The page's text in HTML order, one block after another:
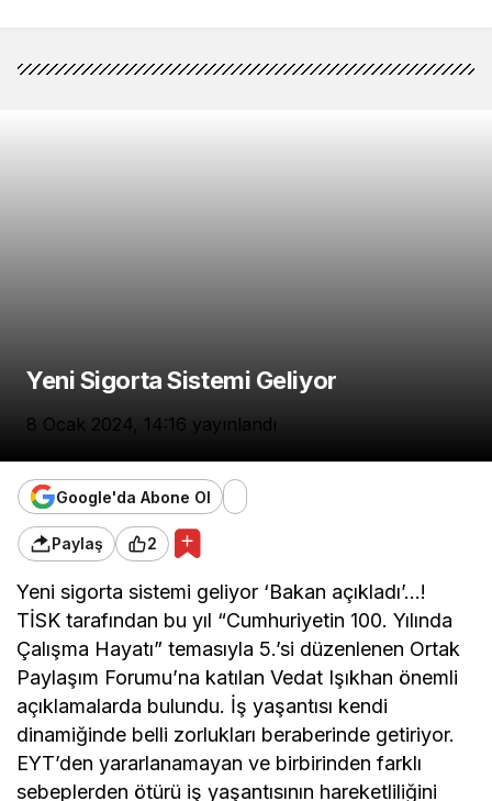
Yeni Sigorta Sistemi Geliyor
8 Ocak 2024, 14:16yayınlandı
Google'da Abone Ol
Paylaş 2
Yeni sigorta sistemi geliyor ‘Bakan açıkladı’…!
TİSK tarafından bu yıl “Cumhuriyetin 100. Yılında
Çalışma Hayatı” temasıyla 5.’si düzenlenen Ortak
Paylaşım Forumu’na katılan Vedat Işıkhan önemli